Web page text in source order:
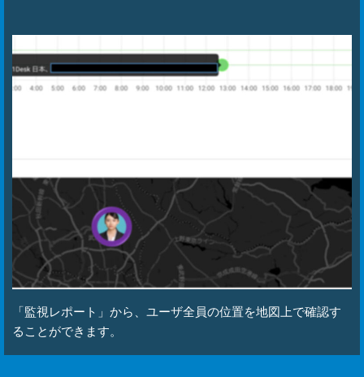
「監視レポート」から、ユーザ全員の位置を地図上で確認す
ることができます。